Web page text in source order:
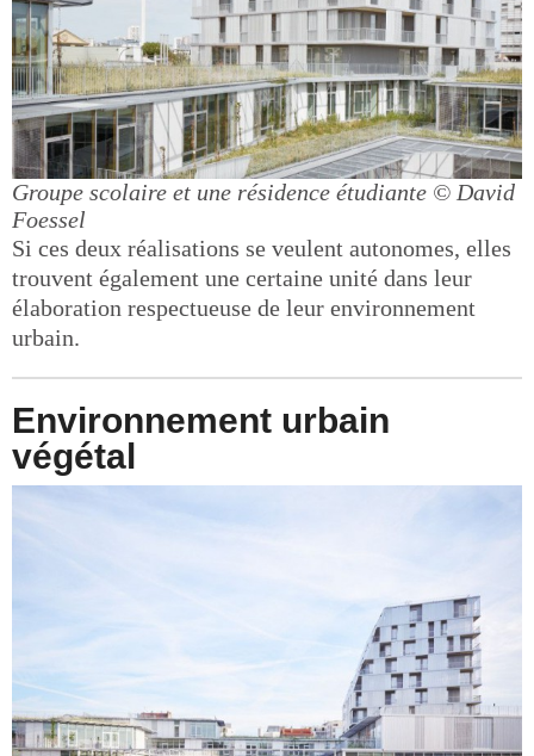
Groupe scolaire et une résidence étudiante © David
Foessel
Si ces deux réalisations se veulent autonomes, elles
trouvent également une certaine unité dans leur
élaboration respectueuse de leur environnement
urbain.
Environnement urbain
végétal